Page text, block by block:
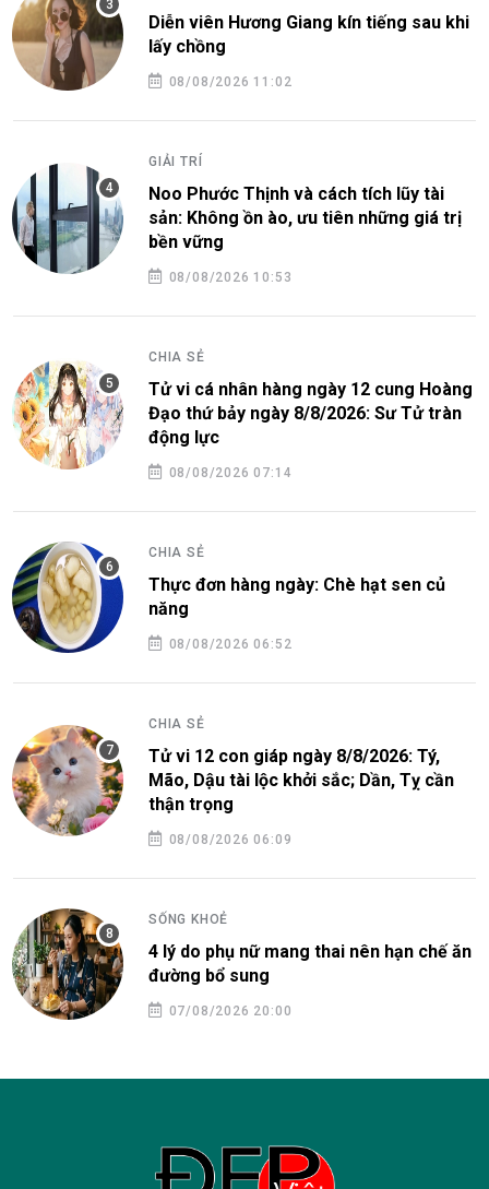
Diễn viên Hương Giang kín tiếng sau khi
lấy chồng
08/08/2026 11:02
GIẢI TRÍ
Noo Phước Thịnh và cách tích lũy tài
sản: Không ồn ào, ưu tiên những giá trị
bền vững
08/08/2026 10:53
CHIA SẺ
Tử vi cá nhân hàng ngày 12 cung Hoàng
Đạo thứ bảy ngày 8/8/2026: Sư Tử tràn
động lực
08/08/2026 07:14
CHIA SẺ
Thực đơn hàng ngày: Chè hạt sen củ
năng
08/08/2026 06:52
CHIA SẺ
Tử vi 12 con giáp ngày 8/8/2026: Tý,
Mão, Dậu tài lộc khởi sắc; Dần, Tỵ cần
thận trọng
08/08/2026 06:09
SỐNG KHOẺ
4 lý do phụ nữ mang thai nên hạn chế ăn
đường bổ sung
07/08/2026 20:00